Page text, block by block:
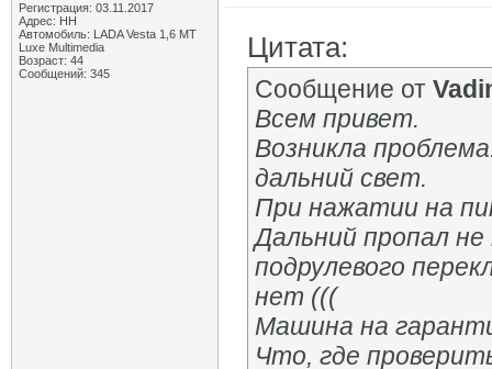
Регистрация: 03.11.2017
Адрес: НН
Автомобиль: LADA Vesta 1,6 MT
Luxe Multimedia
Возраст: 44
Сообщений: 345
Цитата:
Сообщение от
Всем привет.
Возникла
дальний свет.
При нажатии на
Дальний пропал
подрулевого
нет (((
Машина на
Что, где